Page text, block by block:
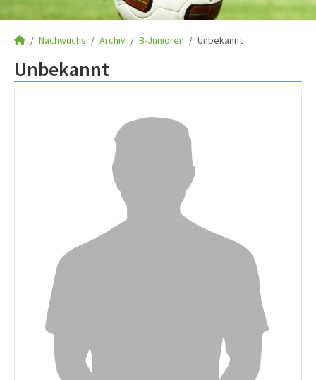
Nachwuchs Archiv B-Junioren Unbekannt
Unbekannt